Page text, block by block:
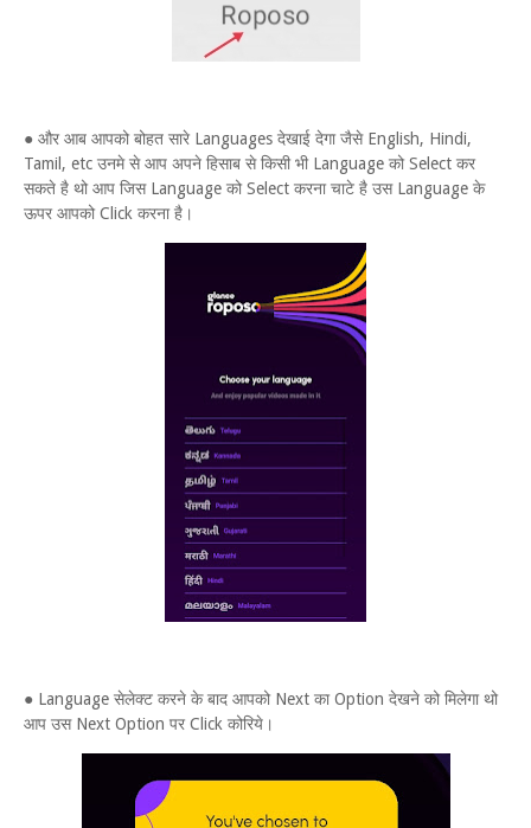
● और आब आपको बोहत सारे Languages देखाई देगा जैसे English, Hindi,
Tamil, etc उनमे से आप अपने हिसाब से किसी भी Language को Select कर
सकते है थो आप जिस Language को Select करना चाटे है उस Language के
ऊपर आपको Click करना है।
● Language सेलेक्ट करने के बाद आपको Next का Option देखने को मिलेगा थो
आप उस Next Option पर Click कोरिये।